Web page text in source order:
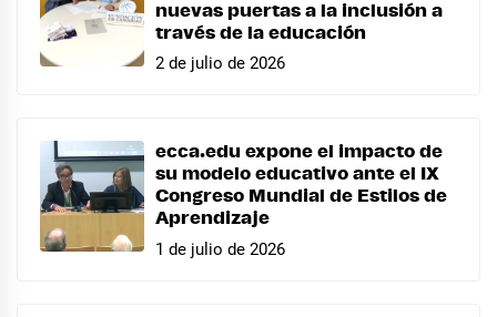
nuevas puertas a la inclusión a
través de la educación
2 de julio de 2026
ecca.edu expone el impacto de
su modelo educativo ante el IX
Congreso Mundial de Estilos de
Aprendizaje
1 de julio de 2026